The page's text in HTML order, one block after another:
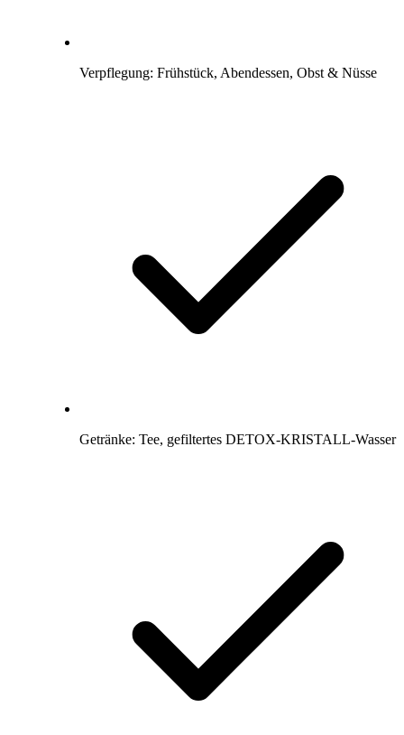
Verpflegung: Frühstück, Abendessen, Obst & Nüsse
Getränke: Tee, gefiltertes DETOX-KRISTALL-Wasser